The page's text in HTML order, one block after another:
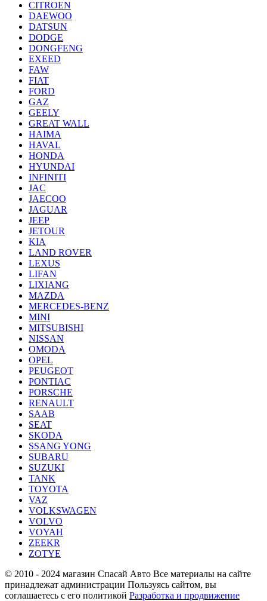
CITROEN
DAEWOO
DATSUN
DODGE
DONGFENG
EXEED
FAW
FIAT
FORD
GAZ
GEELY
GREAT WALL
HAIMA
HAVAL
HONDA
HYUNDAI
INFINITI
JAC
JAECOO
JAGUAR
JEEP
JETOUR
KIA
LAND ROVER
LEXUS
LIFAN
LIXIANG
MAZDA
MERCEDES-BENZ
MINI
MITSUBISHI
NISSAN
OMODA
OPEL
PEUGEOT
PONTIAC
PORSCHE
RENAULT
SAAB
SEAT
SKODA
SSANG YONG
SUBARU
SUZUKI
TANK
TOYOTA
VAZ
VOLKSWAGEN
VOLVO
VOYAH
ZEEKR
ZOTYE
© 2010 - 2024 магазин Спасай Авто Все материалы на сайте
принадлежат администрации Пользуясь сайтом, вы
соглашаетесь с его политикой Разработка и продвижение